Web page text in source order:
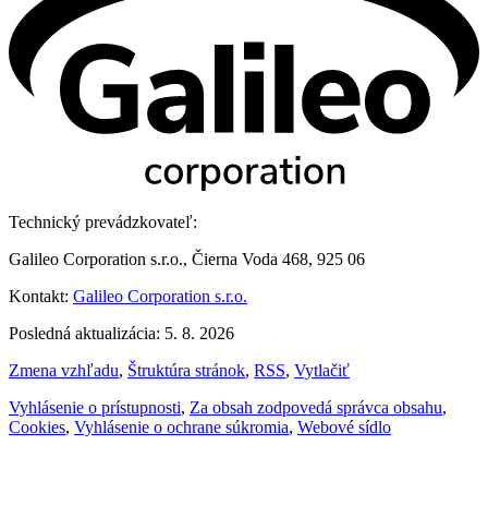
Technický prevádzkovateľ:
Galileo Corporation s.r.o., Čierna Voda 468, 925 06
Kontakt: Galileo Corporation s.r.o.
Posledná aktualizácia: 5. 8. 2026
Zmena vzhľadu, Štruktúra stránok, RSS, Vytlačiť
Vyhlásenie o prístupnosti, Za obsah zodpovedá správca obsahu,
Cookies, Vyhlásenie o ochrane súkromia, Webové sídlo